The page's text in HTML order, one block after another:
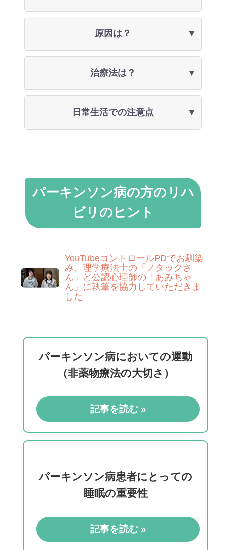
原因は？
治療法は？
日常生活での注意点
パーキンソン病の方のリハ
ビリのヒント
YouTubeコントロールPDでお馴染
み、理学療法士の「ノタックさ
ん」と公認心理師の「あみちゃ
ん」に執筆を協力していただきま
した
パーキンソン病においての運動
（非薬物療法の大切さ）
記事を読む »
パーキンソン病患者にとっての
睡眠の重要性
記事を読む »